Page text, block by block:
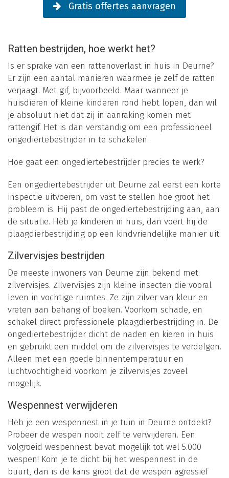
Gratis offertes aanvragen
Ratten bestrijden, hoe werkt het?
Is er sprake van een rattenoverlast in huis in Deurne?
Er zijn een aantal manieren waarmee je zelf de ratten
verjaagt. Met gif, bijvoorbeeld. Maar wanneer je
huisdieren of kleine kinderen rond hebt lopen, dan wil
je absoluut niet dat zij in aanraking komen met
rattengif. Het is dan verstandig om een professioneel
ongediertebestrijder in te schakelen.
Hoe gaat een ongediertebestrijder precies te werk?
Een ongediertebestrijder uit Deurne zal eerst een korte
inspectie uitvoeren, om vast te stellen hoe groot het
probleem is. Hij past de ongediertebestrijding aan, aan
de situatie. Heb je kinderen in huis, dan voert hij de
plaagdierbestrijding op een kindvriendelijke manier uit.
Zilvervisjes bestrijden
De meeste inwoners van Deurne zijn bekend met
zilvervisjes. Zilvervisjes zijn kleine insecten die vooral
leven in vochtige ruimtes. Ze zijn zilver van kleur en
vreten aan behang of boeken. Voorkom schade, en
schakel direct professionele plaagdierbestrijding in. De
ongediertebestrijder dicht de naden en kieren in huis
en gebruikt een middel om de zilvervisjes te verdelgen.
Alleen met een goede binnentemperatuur en
luchtvochtigheid voorkom je zilvervisjes zoveel
mogelijk.
Wespennest verwijderen
Heb je een wespennest in je tuin in Deurne ontdekt?
Probeer de wespen nooit zelf te verwijderen. Een
volgroeid wespennest bevat mogelijk tot wel 5.000
wespen! Kom je te dicht bij het wespennest in de
buurt, dan is de kans groot dat de wespen agressief